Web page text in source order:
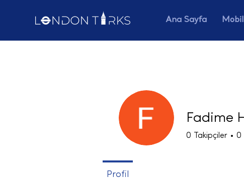
Ana Sayfa
Fadime
0 Takipçiler 0
Profil